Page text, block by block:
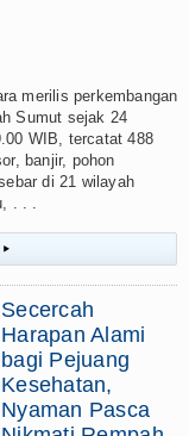
merilis perkembangan
Sumut sejak 24
WIB, tercatat 488
banjir, pohon
di 21 wilayah
. . .
▸
Secercah
Harapan Alami
bagi Pejuang
Kesehatan,
Nyaman Pasca